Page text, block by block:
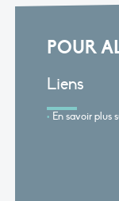
POUR
Liens
En savoir plus